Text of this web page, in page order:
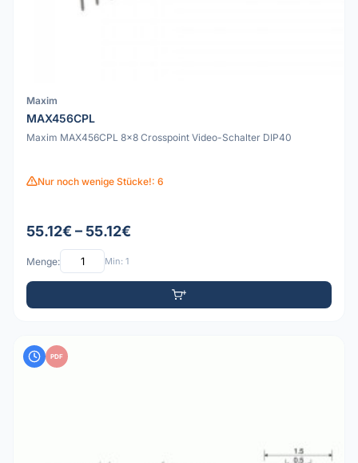
Maxim
MAX456CPL
Maxim MAX456CPL 8x8 Crosspoint Video-Schalter DIP40
Nur noch wenige Stücke!: 6
55.12€ – 55.12€
Menge: Min: 1
PDF